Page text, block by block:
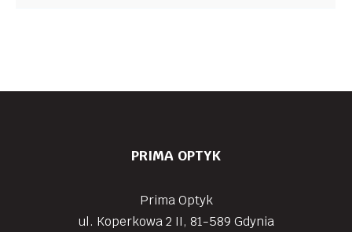
PRIMA OPTYK
Prima Optyk
ul. Koperkowa 2 II, 81-589 Gdynia